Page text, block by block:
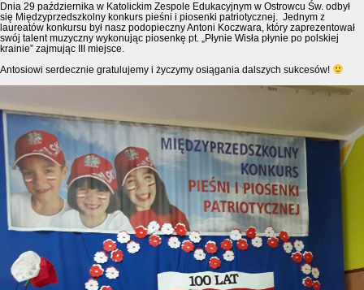
Dnia 29 października w Katolickim Zespole Edukacyjnym w Ostrowcu Św. odbył
się Międzyprzedszkolny konkurs pieśni i piosenki patriotycznej. Jednym z
laureatów konkursu był nasz podopieczny Antoni Koczwara, który zaprezentował
swój talent muzyczny wykonując piosenkę pt. „Płynie Wisła płynie po polskiej
krainie” zajmując III miejsce.
Antosiowi serdecznie gratulujemy i życzymy osiągania dalszych sukcesów!